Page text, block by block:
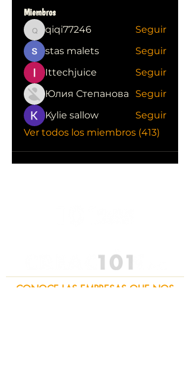
Miembros
qiqi77246
qiqi77246
Seguir
stas malets
Seguir
Ittechjuice
Seguir
Юлия Степанова
Seguir
Kylie sallow
Seguir
Ver todos los miembros (413)
CONOCE LAS EMPRESAS QUE NOS